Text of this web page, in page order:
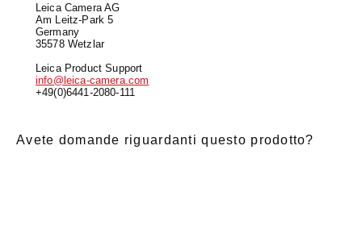
Leica Camera AG
Am Leitz-Park 5
Germany
35578 Wetzlar
Leica Product Support
info@leica-camera.com
+49(0)6441-2080-111
Avete domande riguardanti questo prodotto?